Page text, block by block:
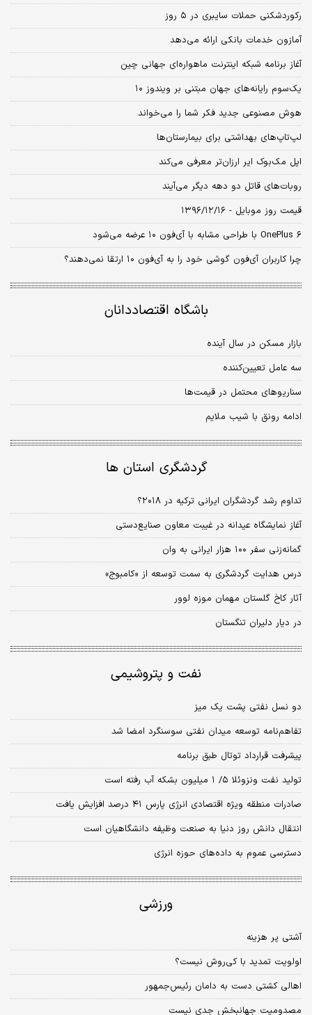
رکوردشکنی حملات سایبری در ۵ روز
آمازون خدمات بانکی ارائه می‌دهد
آغاز برنامه شبکه اینترنت ماهواره‌ای جهانی چین
یک‌سوم رایانه‌های جهان مبتنی بر ویندوز ۱۰
هوش مصنوعی جدید فکر شما را می‌خواند
لپ‌تاپ‌های بهداشتی برای بیمارستان‌ها
اپل مک‌بوک ایر ارزان‌تر معرفی می‌کند
روبات‌های قاتل دو دهه دیگر می‌آیند
قیمت روز موبایل - ۱۳۹۶/۱۲/۱۶
OnePlus ۶ با طراحی مشابه با آی‌فون ۱۰ عرضه می‌شود
چرا کاربران آی‌فون گوشی خود را به آی‌فون ۱۰ ارتقا نمی‌دهند؟
باشگاه اقتصاددانان
بازار مسکن در سال آینده
سه عامل تعیین‌کننده
سناریوهای محتمل در قیمت‌ها
ادامه رونق با شیب ملایم
گردشگری استان ها
تداوم رشد گردشگران ایرانی ترکیه در ۲۰۱۸؟
آغاز نمایشگاه عیدانه در غیبت معاون صنایع‌دستی
گمانه‌زنی سفر ۱۰۰ هزار ایرانی به وان
درس هدایت گردشگری به سمت توسعه از «کامبوج»
آثار کاخ گلستان مهمان موزه لوور
در دیار دلیران تنگستان
نفت و پتروشیمی
دو نسل نفتی پشت یک میز
تفاهم‌نامه توسعه میدان نفتی سوسنگرد امضا شد
پیشرفت قرارداد توتال طبق برنامه
تولید نفت ونزوئلا ۵/ ۱ میلیون بشکه آب رفته است
صادرات منطقه ویژه اقتصادی انرژی پارس ۴۱ درصد افزایش یافت
انتقال دانش روز دنیا به صنعت وظیفه دانشگاهیان است
دسترسی عموم به داده‌های حوزه انرژی
ورزشی
آشتی پر هزینه
اولویت تمدید با کی‌روش نیست؟
اهالی کشتی دست به دامان رئیس‌جمهور
مصدومیت جهانبخش جدی نیست